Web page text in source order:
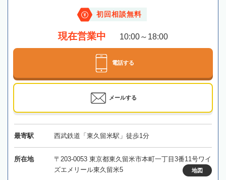
初回相談無料
現在営業中 10:00～18:00
電話する
メールする
最寄駅 西武鉄道「東久留米駅」徒歩1分
所在地
〒203-0053 東京都東久留米市本町一丁目3番11号ワイ
ズエメリール東久留米5
地図